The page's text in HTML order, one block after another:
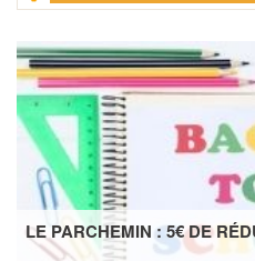
LE PARCHEMIN : 5€ DE